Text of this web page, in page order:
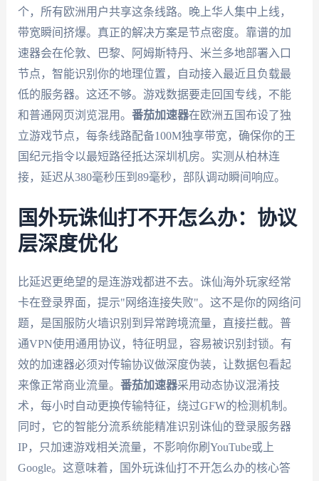
个，所有欧洲用户共享这条线路。晚上华人集中上线，
带宽瞬间挤爆。真正的解决方案是节点密度。靠谱的加
速器会在伦敦、巴黎、阿姆斯特丹、米兰多地部署入口
节点，智能识别你的地理位置，自动接入最近且负载最
低的服务器。这还不够。游戏数据要走回国专线，不能
和普通网页浏览混用。 番茄加速器在欧洲五国布设了独
立游戏节点，每条线路配备100M独享带宽，确保你的王
国纪元指令以最短路径抵达深圳机房。实测从柏林连
接，延迟从380毫秒压到89毫秒，部队调动瞬间响应。
国外玩诛仙打不开怎么办：协议
层深度优化
比延迟更绝望的是连游戏都进不去。诛仙海外玩家经常
卡在登录界面，提示"网络连接失败"。这不是你的网络问
题，是国服防火墙识别到异常跨境流量，直接拦截。普
通VPN使用通用协议，特征明显，容易被识别封锁。有
效的加速器必须对传输协议做深度伪装，让数据包看起
来像正常商业流量。 番茄加速器采用动态协议混淆技
术，每小时自动更换传输特征，绕过GFW的检测机制。
同时，它的智能分流系统能精准识别诛仙的登录服务器
IP，只加速游戏相关流量，不影响你刷YouTube或上
Google。这意味着，国外玩诛仙打不开怎么办的核心答